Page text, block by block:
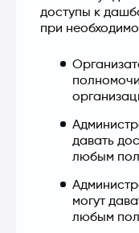
доступы к
при
давать
любым
могут
любым